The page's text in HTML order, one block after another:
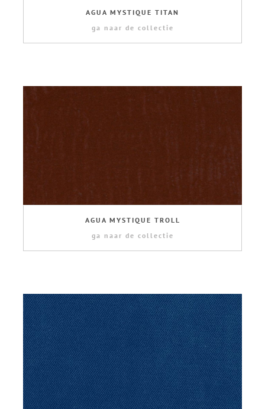
AGUA MYSTIQUE TITAN
ga naar de collectie
AGUA MYSTIQUE TROLL
ga naar de collectie